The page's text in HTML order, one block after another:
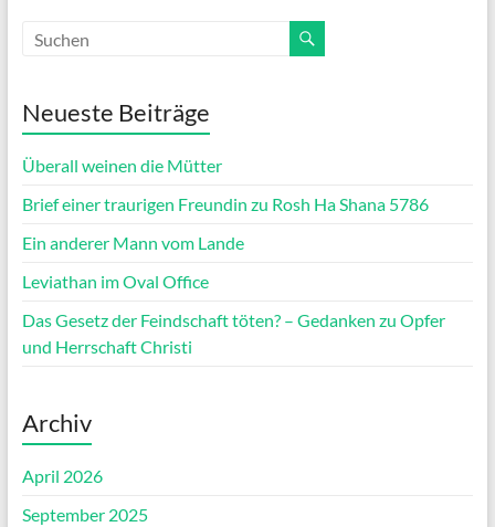
Neueste Beiträge
Überall weinen die Mütter
Brief einer traurigen Freundin zu Rosh Ha Shana 5786
Ein anderer Mann vom Lande
Leviathan im Oval Office
Das Gesetz der Feindschaft töten? – Gedanken zu Opfer
und Herrschaft Christi
Archiv
April 2026
September 2025